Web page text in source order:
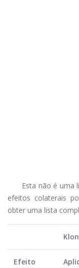
Esta não é uma
efeitos colaterais
obter uma lista
Efeito